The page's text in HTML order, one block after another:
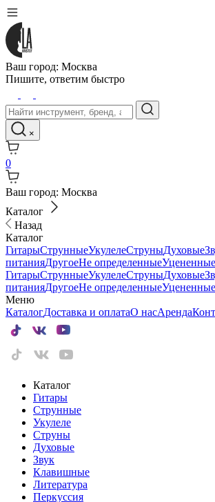
Ваш город: Москва
Пишите, ответим быстро
×
0
Ваш город: Москва
Каталог
Назад
Каталог
ГитарыСтрунныеУкулелеСтруныДуховые
питанияДругоеНе определенныеУцененные
ГитарыСтрунныеУкулелеСтруныДуховые
питанияДругоеНе определенныеУцененные
Меню
КаталогДоставка и оплатаО насАренда
Каталог
Гитары
Струнные
Укулеле
Струны
Духовые
Звук
Клавишные
Литература
Перкуссия